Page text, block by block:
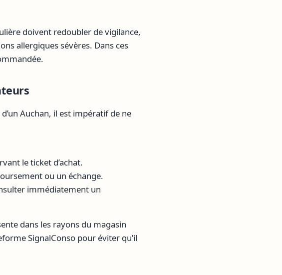
doivent redoubler de vigilance,
allergiques sévères. Dans ces
Auchan, il est impératif de ne
le ticket d’achat.
ou un échange.
immédiatement un
dans les rayons du magasin
SignalConso pour éviter qu’il